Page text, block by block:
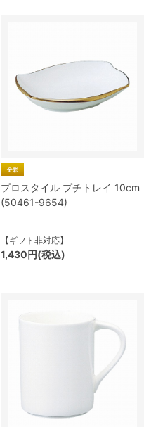
プロスタイル プチトレイ 10cm
(50461-9654)
【ギフト非対応】
1,430円(税込)